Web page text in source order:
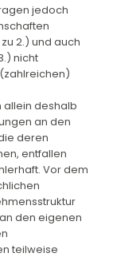
jedoch
2.) und auch
nicht
deshalb
an den
deren
entfallen
Vor dem
den eigenen
teilweise